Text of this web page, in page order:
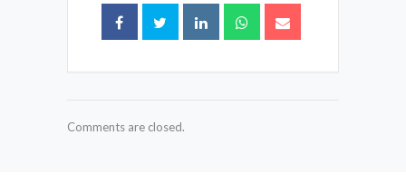
Comments are closed.